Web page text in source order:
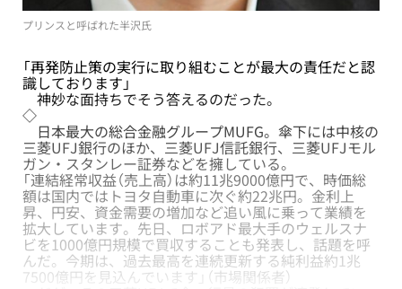
プリンスと呼ばれた半沢氏
「再発防止策の実行に取り組むことが最大の責任だと認
識しております」
神妙な面持ちでそう答えるのだった。
◇
日本最大の総合金融グループMUFG。傘下には中核の
三菱UFJ銀行のほか、三菱UFJ信託銀行、三菱UFJモル
ガン・スタンレー証券などを擁している。
「連結経常収益（売上高）は約11兆9000億円で、時価総
額は国内ではトヨタ自動車に次ぐ約22兆円。金利上
昇、円安、資金需要の増加など追い風に乗って業績を
拡大しています。先日、ロボアド最大手のウェルスナ
ビを1000億円規模で買収することも発表し、話題を呼
んだ。今期は、過去最高を連続更新する純利益約1兆
7500億円を見込んでいます」（市場関係者）